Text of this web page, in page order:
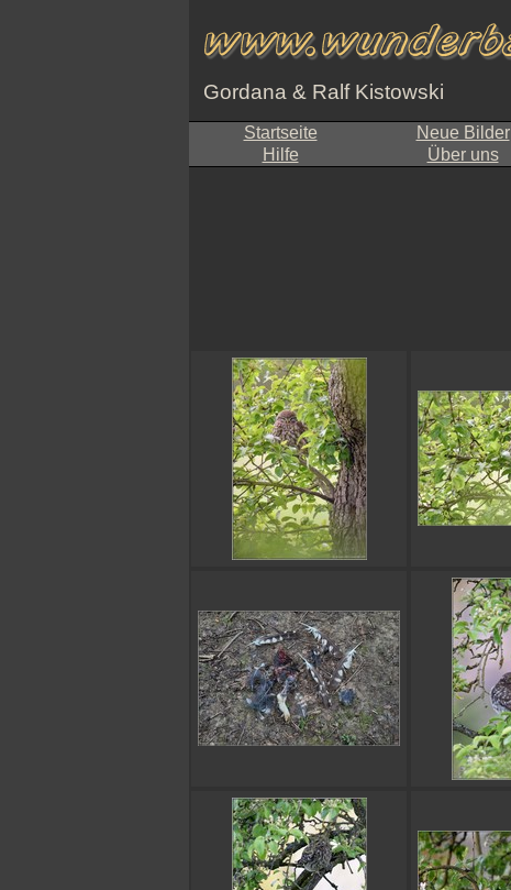
Gordana & Ralf Kistowski
Startseite Neue Bilder
Hilfe
Über uns